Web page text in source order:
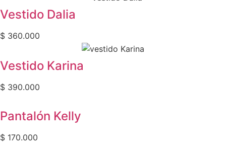
Vestido Dalia
$ 360.000
Vestido Karina
$ 390.000
Pantalón Kelly
$ 170.000